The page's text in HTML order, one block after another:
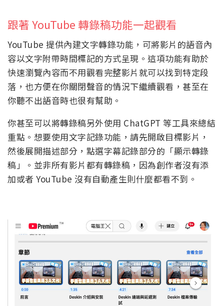
跟著 YouTube 轉錄稿功能一起觀看
YouTube 提供內建文字轉錄功能，可將影片的語音內
容以文字附帶時間標記的方式呈現。這項功能有助於
快速瀏覽內容而不用觀看完整影片就可以找到特定段
落，也方便在你關閉聲音的情況下繼續觀看，甚至在
你聽不出語音時也很有幫助。
你甚至可以將轉錄稿另外使用 ChatGPT 等工具來總結
重點。想要使用文字記錄功能，請先開啟目標影片，
然後展開描述部分，點選字幕記錄部分的「顯示轉錄
稿」。並非所有影片都有轉錄稿，因為創作者沒有添
加或者 YouTube 沒有自動產生則什麼都看不到。